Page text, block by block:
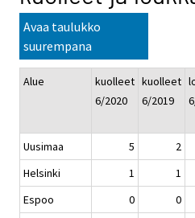
Avaa taulukko
suurempana
Alue
kuolleet
6/2020
kuolleet
6/2019
Uusimaa
5 2
Helsinki
1 1
Espoo
0 0